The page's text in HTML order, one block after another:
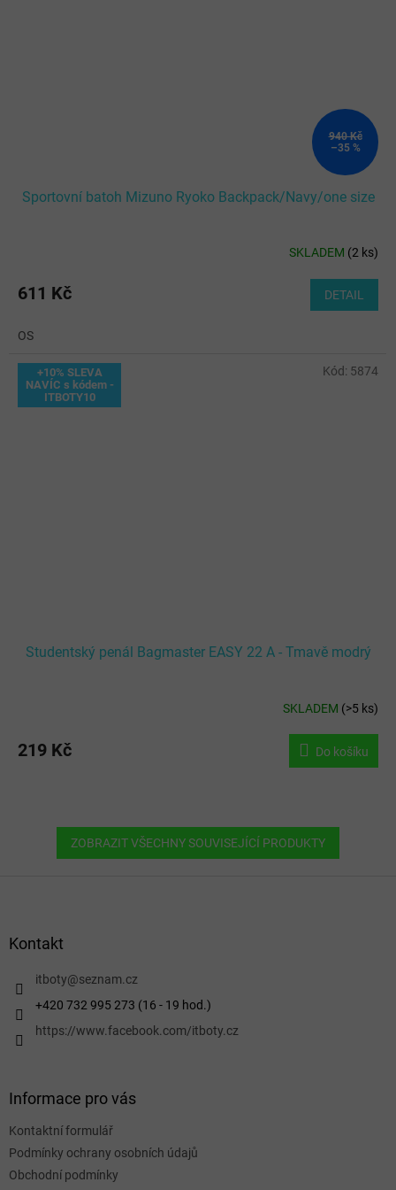
940 Kč
–35 %
Sportovní batoh Mizuno Ryoko Backpack/Navy/one size
SKLADEM (2 ks)
611 Kč DETAIL
OS
+10% SLEVA
NAVÍC s kódem -
ITBOTY10
Studentský penál Bagmaster EASY 22 A - Tmavě modrý
SKLADEM (>5 ks)
219 Kč Do košíku
Kód: 5874
ZOBRAZIT VŠECHNY SOUVISEJÍCÍ PRODUKTY
Kontakt
itboty@seznam.cz
+420 732 995 273 (16 - 19 hod.)
https://www.facebook.com/itboty.cz
Informace pro vás
Kontaktní formulář
Podmínky ochrany osobních údajů
Obchodní podmínky